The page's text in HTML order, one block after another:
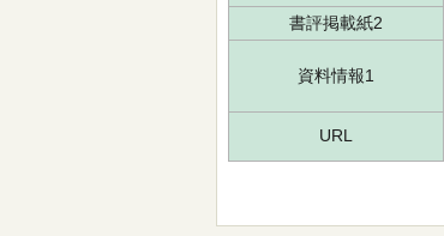
書評掲載紙2
資料情報1
URL